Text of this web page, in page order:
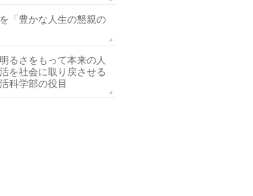
「豊かな人生の懇親の
るさをもって本来の人
を社会に取り戻させる
科学部の役目